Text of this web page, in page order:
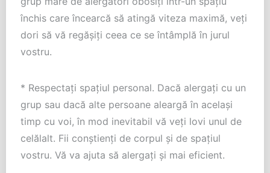
închis care încearcă să atingă viteza maximă, veți
dori să vă regășiți ceea ce se întâmplă în jurul
vostru.
* Respectați spațiul personal. Dacă alergați cu un
grup sau dacă alte persoane aleargă în același
timp cu voi, în mod inevitabil vă veți lovi unul de
celălalt. Fii conștienți de corpul și de spațiul
vostru. Vă va ajuta să alergați și mai eficient.